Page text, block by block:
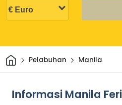
Rumah
Pelabuhan Manila
Informasi Manila Feri